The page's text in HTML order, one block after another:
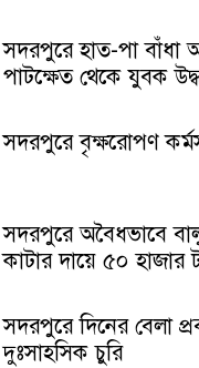
সদরপুরে হাত-পা বাঁধা
পাটক্ষেত থেকে যুবক
সদরপুরে বৃক্ষরোপণ
সদরপুরে অবৈধভাবে
কাটার দায়ে ৫০ হাজার
সদরপুরে দিনের বেলা
দুঃসাহসিক চুরি